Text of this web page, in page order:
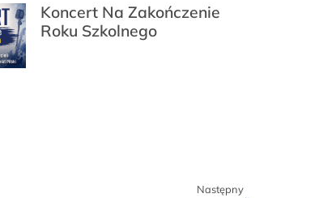
Koncert Na Zakończenie
Roku Szkolnego
Następny